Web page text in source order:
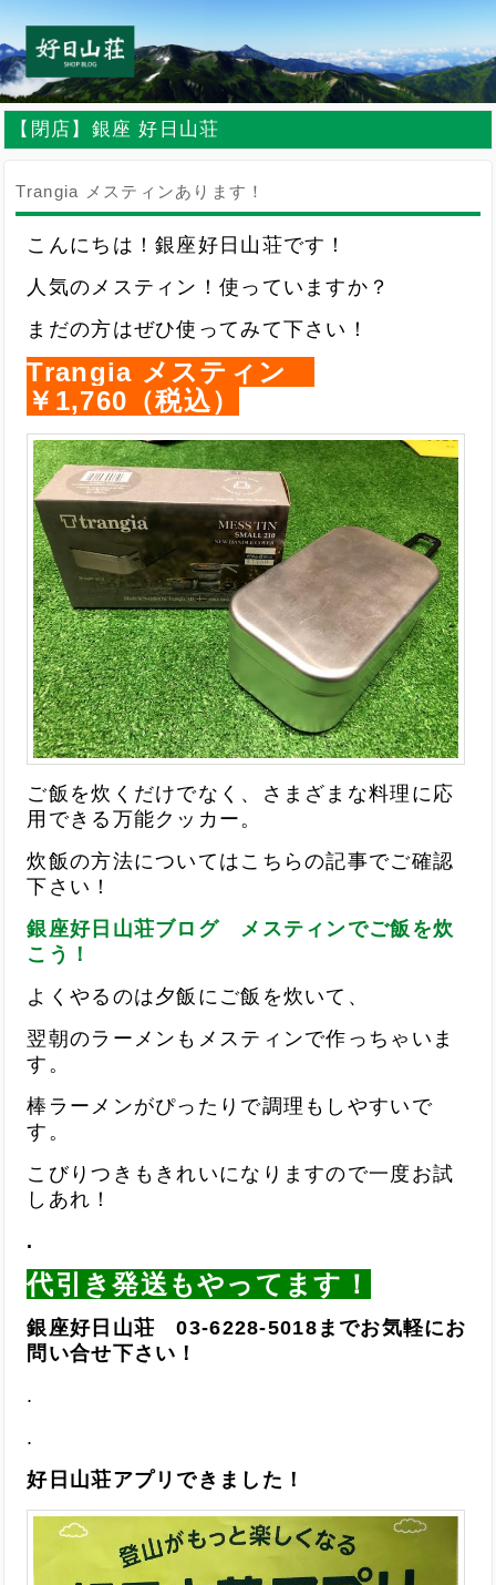
【閉店】銀座 好日山荘
Trangia メスティンあります！
こんにちは！銀座好日山荘です！
人気のメスティン！使っていますか？
まだの方はぜひ使ってみて下さい！
Trangia メスティン
￥1,760（税込）
ご飯を炊くだけでなく、さまざまな料理に応
用できる万能クッカー。
炊飯の方法についてはこちらの記事でご確認
下さい！
銀座好日山荘ブログ メスティンでご飯を炊
こう！
よくやるのは夕飯にご飯を炊いて、
翌朝のラーメンもメスティンで作っちゃいま
す。
棒ラーメンがぴったりで調理もしやすいで
す。
こびりつきもきれいになりますので一度お試
しあれ！
.
代引き発送もやってます！
銀座好日山荘 03-6228-5018までお気軽にお
問い合せ下さい！
.
.
好日山荘アプリできました！